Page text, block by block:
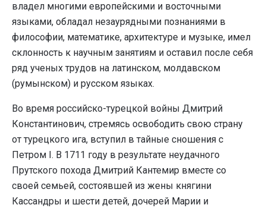
владел многими европейскими и восточными
языками, обладал незаурядными познаниями в
философии, математике, архитектуре и музыке, имел
склонность к научным занятиям и оставил после себя
ряд ученых трудов на латинском, молдавском
(румынском) и русском языках.
Во время российско-турецкой войны Дмитрий
Константинович, стремясь освободить свою страну
от турецкого ига, вступил в тайные сношения с
Петром I. В 1711 году в результате неудачного
Прутского похода Дмитрий Кантемир вместе со
своей семьей, состоявшей из жены княгини
Кассандры и шести детей, дочерей Марии и